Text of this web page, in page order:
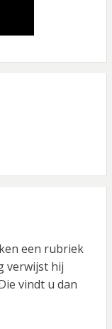
een rubriek
verwijst hij
vindt u dan